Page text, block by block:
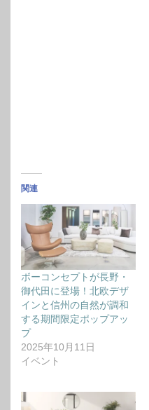
関連
ボーコンセプトが長野・
御代田に登場！北欧デザ
インと信州の自然が調和
する期間限定ポップアッ
プ
2025年10月11日
イベント